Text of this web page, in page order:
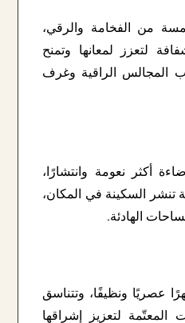
من الفخامة والرقي،
لتعزز لمعانها وتمنح
المجالس الراقية وغرف
أكثر نعومة وانتشارًا،
تنشر السكينة في المكان،
الهادئة.
عصريًا ونظيفًا، وتتناسق
المعتّمة لتعزيز إشراقها